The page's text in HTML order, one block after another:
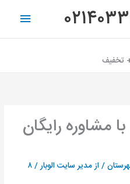
اصلی
+ تخفیف
مشاوره رایگان
/ ازمدیر سایت الوبار/۸